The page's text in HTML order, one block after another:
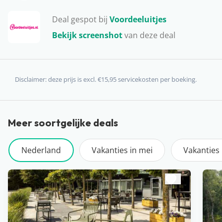
Deal gespot bij Voordeeluitjes
Bekijk screenshotvan deze deal
survivallen en zelfs fietstochten kan doen. Vervelen in
Limburg is niet mogelijk!
Disclaimer: deze prijs is excl. €15,95 servicekosten per boeking.
Meer soortgelijke deals
Nederland Vakanties in mei